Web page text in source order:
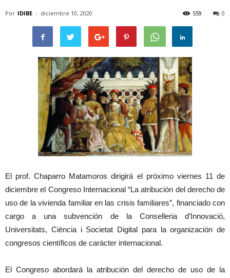
Por IDIBE - diciembre 10, 2020 0
559
El prof. Chaparro Matamoros dirigirá el próximo viernes 11 de
diciembre el Congreso Internacional “La atribución del derecho de
uso de la vivienda familiar en las crisis familiares”, financiado con
cargo a una subvención de la Conselleria d’Innovació,
Universitats, Ciència i Societat Digital para la organización de
congresos científicos de carácter internacional.
El Congreso abordará la atribución del derecho de uso de la